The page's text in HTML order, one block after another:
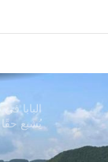
البابا:
البابا
يُشبع